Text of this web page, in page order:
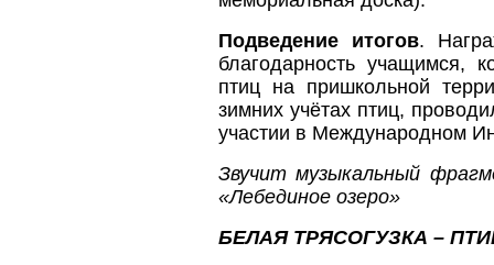
Подведение итогов.
благодарность учащимся,
птиц на пришкольной
зимних учётах птиц,
участии в Международном
Звучит музыкальный
«Лебединое озеро»
БЕЛАЯ ТРЯСОГУЗКА –